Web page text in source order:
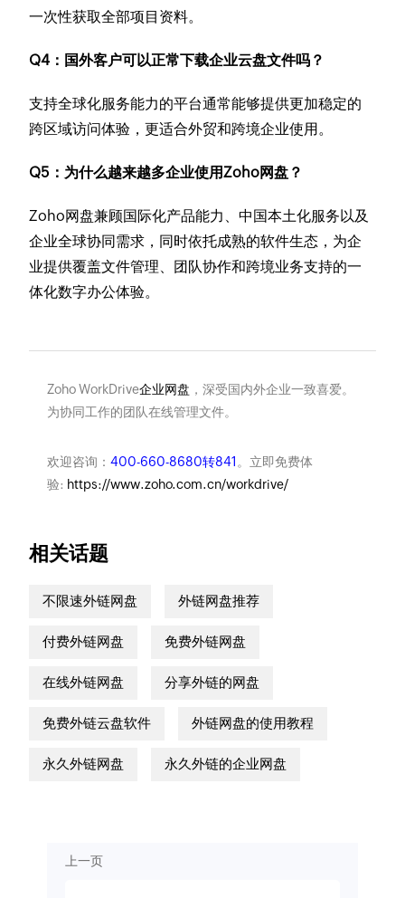
一次性获取全部项目资料。
Q4：国外客户可以正常下载企业云盘文件吗？
支持全球化服务能力的平台通常能够提供更加稳定的
跨区域访问体验，更适合外贸和跨境企业使用。
Q5：为什么越来越多企业使用Zoho网盘？
Zoho网盘兼顾国际化产品能力、中国本土化服务以及
企业全球协同需求，同时依托成熟的软件生态，为企
业提供覆盖文件管理、团队协作和跨境业务支持的一
体化数字办公体验。
Zoho WorkDrive企业网盘 ，深受国内外企业一致喜爱。
为协同工作的团队在线管理文件。
欢迎咨询： 400-660-8680转841 。立即免费体
验: https://www.zoho.com.cn/workdrive/
相关话题
不限速外链网盘 外链网盘推荐
付费外链网盘 免费外链网盘
在线外链网盘 分享外链的网盘
免费外链云盘软件 外链网盘的使用教程
永久外链网盘 永久外链的企业网盘
上一页